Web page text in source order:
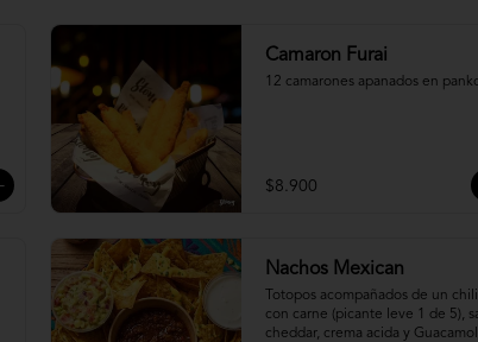
Camaron Furai
12 camarones apanados en
$8.900
Nachos Mexican
Totopos acompañados de un chili
con carne (picante leve 1 de 5),
cheddar, crema acida y